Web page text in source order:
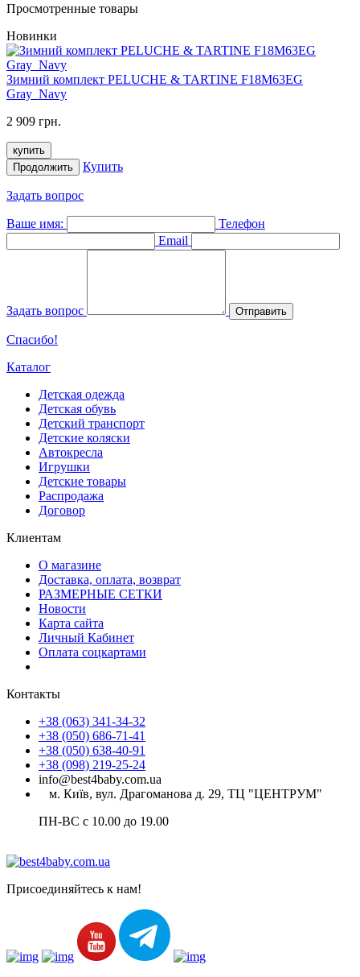
Просмотренные товары
Новинки
Зимний комплект PELUCHE & TARTINE F18M63EG
Gray_Navy
2 909 грн.
купить
Продолжить
Купить
Задать вопрос
Ваше имя:
Телефон
Email
Задать вопрос Отправить
Спасибо!
Каталог
Детская одежда
Детская обувь
Детский транспорт
Детские коляски
Автокресла
Игрушки
Детские товары
Распродажа
Договор
Клиентам
О магазине
Доставка, оплата, возврат
РАЗМЕРНЫЕ СЕТКИ
Новости
Карта сайта
Личный Кабинет
Оплата соцкартами
Контакты
+38 (063) 341-34-32
+38 (050) 686-71-41
+38 (050) 638-40-91
+38 (098) 219-25-24
info@best4baby.com.ua
м. Київ, вул. Драгоманова д. 29, ТЦ "ЦЕНТРУМ"
ПН-ВС с 10.00 до 19.00
Присоединяйтесь к нам!